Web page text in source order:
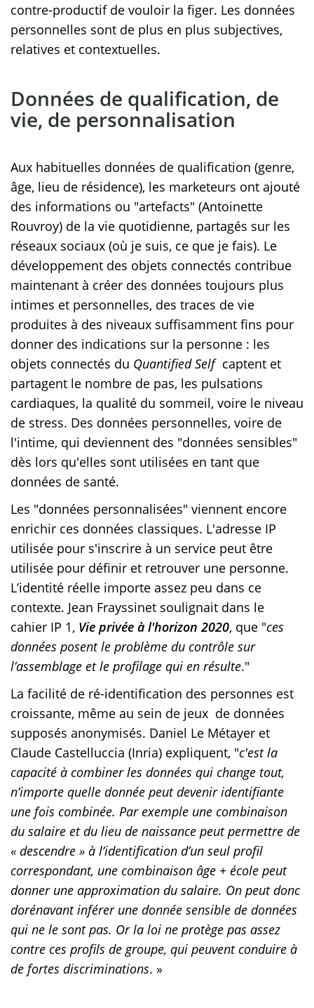
contre-productif de vouloir la figer. Les données
personnelles sont de plus en plus subjectives,
relatives et contextuelles.
Données de qualification, de
vie, de personnalisation
Aux habituelles données de qualification (genre,
âge, lieu de résidence), les marketeurs ont ajouté
des informations ou "artefacts" (Antoinette
Rouvroy) de la vie quotidienne, partagés sur les
réseaux sociaux (où je suis, ce que je fais). Le
développement des objets connectés contribue
maintenant à créer des données toujours plus
intimes et personnelles, des traces de vie
produites à des niveaux suffisamment fins pour
donner des indications sur la personne : les
objets connectés du Quantified Selfcaptent et
partagent le nombre de pas, les pulsations
cardiaques, la qualité du sommeil, voire le niveau
de stress. Des données personnelles, voire de
l'intime, qui deviennent des "données sensibles"
dès lors qu'elles sont utilisées en tant que
données de santé.
Les "données personnalisées" viennent encore
enrichir ces données classiques. L'adresse IP
utilisée pour s'inscrire à un service peut être
utilisée pour définir et retrouver une personne.
L’identité réelle importe assez peu dans ce
contexte. Jean Frayssinet soulignait dans le
cahier IP 1, Vie privée à l'horizon 2020, que "ces
données posent le problème du contrôle sur
l’assemblage et le profilage qui en résulte."
La facilité de ré-identification des personnes est
croissante, même au sein de jeux de données
supposés anonymisés. Daniel Le Métayer et
Claude Castelluccia (Inria) expliquent, "c'est la
capacité à combiner les données qui change tout,
n’importe quelle donnée peut devenir identifiante
une fois combinée. Par exemple une combinaison
du salaire et du lieu de naissance peut permettre de
« descendre » à l’identification d’un seul profil
correspondant, une combinaison âge + école peut
donner une approximation du salaire. On peut donc
dorénavant inférer une donnée sensible de données
qui ne le sont pas. Or la loi ne protège pas assez
contre ces profils de groupe, qui peuvent conduire à
de fortes discriminations. »